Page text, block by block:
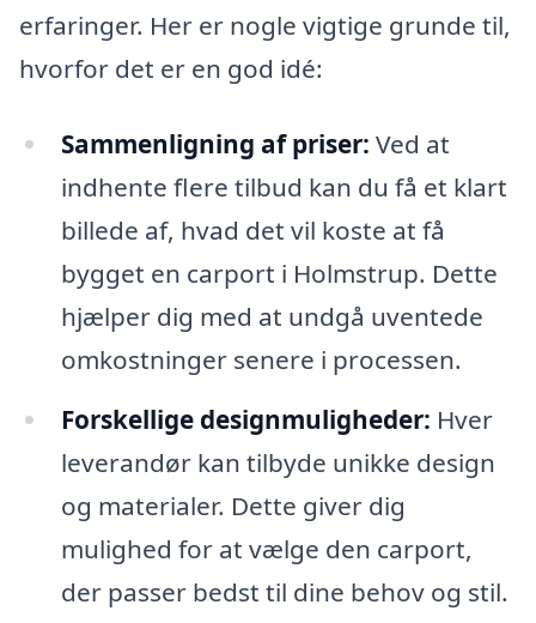
erfaringer. Her er nogle vigtige grunde til,
hvorfor det er en god idé:
Sammenligning af priser: Ved at
indhente flere tilbud kan du få et klart
billede af, hvad det vil koste at få
bygget en carport i Holmstrup. Dette
hjælper dig med at undgå uventede
omkostninger senere i processen.
Forskellige designmuligheder: Hver
leverandør kan tilbyde unikke design
og materialer. Dette giver dig
mulighed for at vælge den carport,
der passer bedst til dine behov og stil.